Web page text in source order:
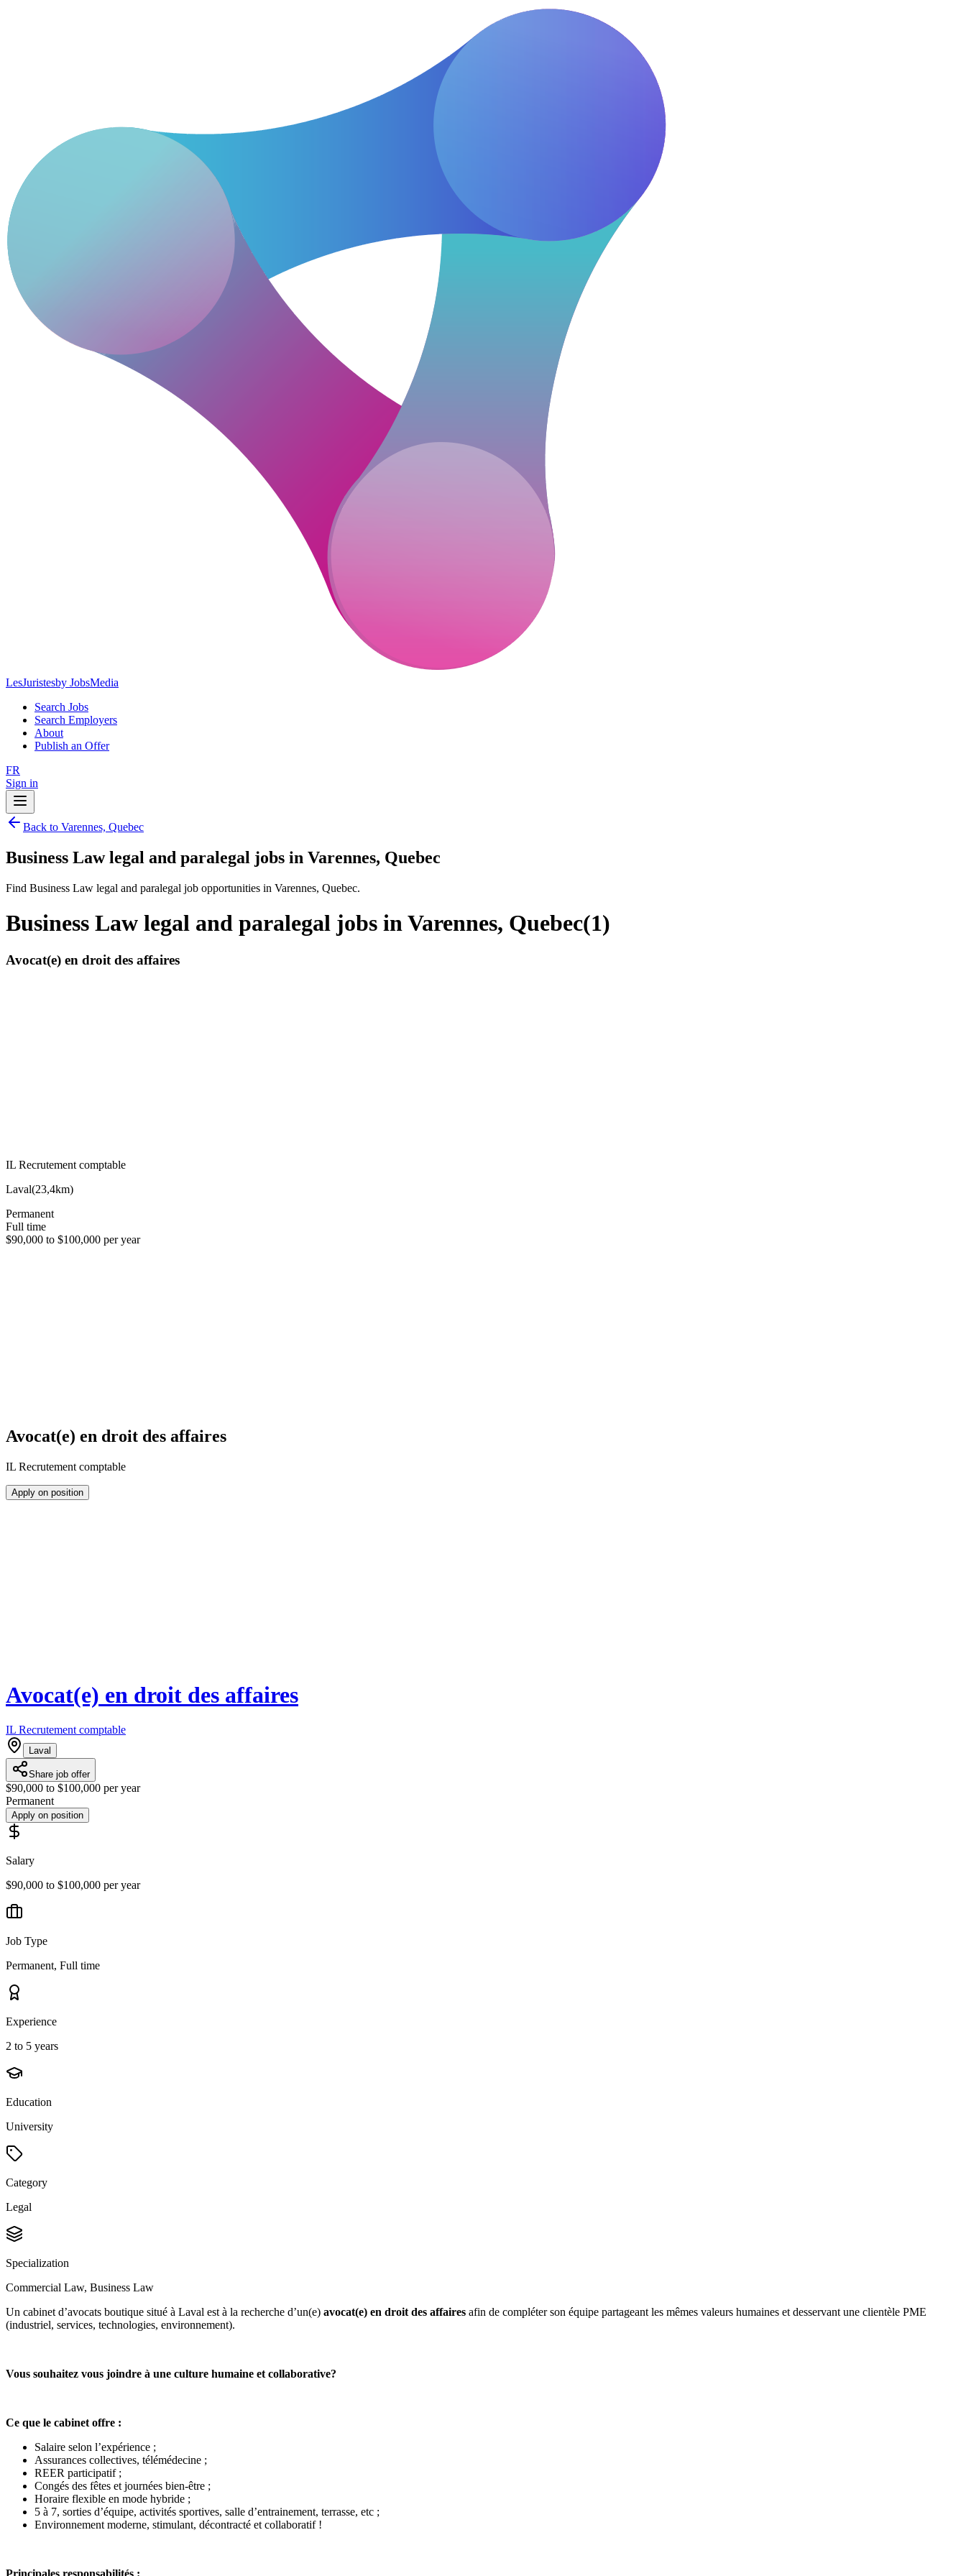
LesJuristesby JobsMedia
Search Jobs
Search Employers
About
Publish an Offer
FR
Sign in
Back to Varennes, Quebec
Business Law legal and paralegal jobs in Varennes, Quebec
Find Business Law legal and paralegal job opportunities in Varennes, Quebec.
Business Law legal and paralegal jobs in Varennes, Quebec(1)
Avocat(e) en droit des affaires
IL Recrutement comptable
Laval(23,4km)
Permanent
Full time
$90,000 to $100,000 per year
Avocat(e) en droit des affaires
IL Recrutement comptable
Apply on position
Avocat(e) en droit des affaires
IL Recrutement comptable
Laval
Share job offer
$90,000 to $100,000 per year
Permanent
Apply on position
Salary
$90,000 to $100,000 per year
Job Type
Permanent, Full time
Experience
2 to 5 years
Education
University
Category
Legal
Specialization
Commercial Law, Business Law
Un cabinet d’avocats boutique situé à Laval est à la recherche d’un(e) avocat(e) en droit des affaires afin de compléter son équipe partageant les mêmes valeurs humaines et desservant une clientèle PME
(industriel, services, technologies, environnement).
Vous souhaitez vous joindre à une culture humaine et collaborative?
Ce que le cabinet offre :
Salaire selon l’expérience ;
Assurances collectives, télémédecine ;
REER participatif ;
Congés des fêtes et journées bien-être ;
Horaire flexible en mode hybride ;
5 à 7, sorties d’équipe, activités sportives, salle d’entrainement, terrasse, etc ;
Environnement moderne, stimulant, décontracté et collaboratif !
Principales responsabilités :